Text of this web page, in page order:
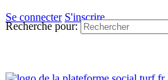
Se connecter S'inscrire
Recherche pour: